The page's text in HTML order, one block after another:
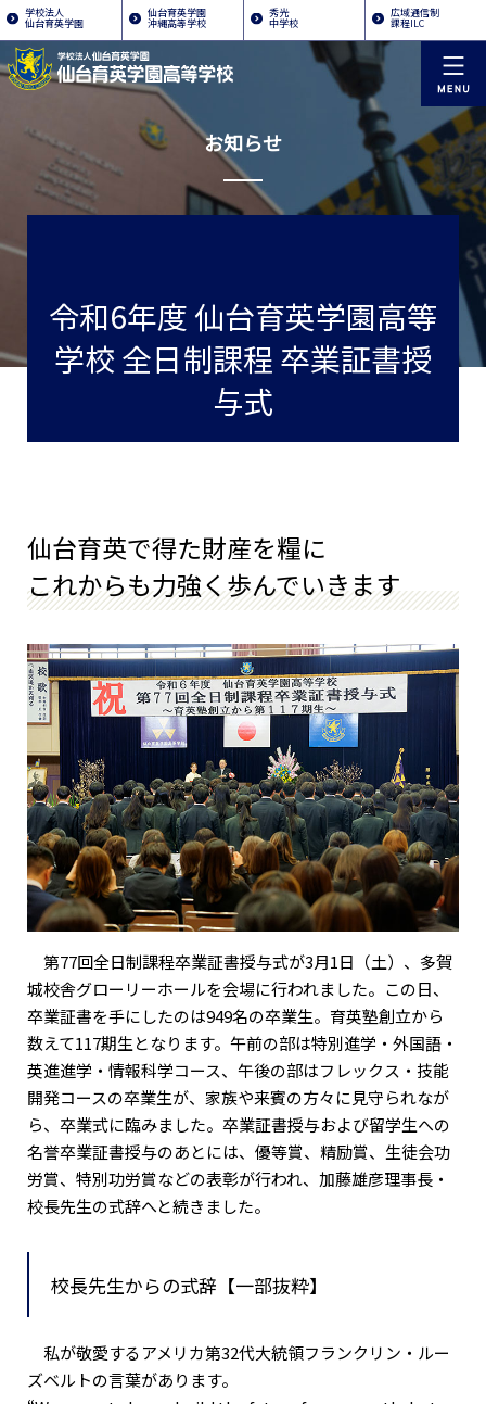
学校法人
仙台育英学園
仙台育英学園
沖縄高等学校
秀光
中学校
広域通信制
課程ILC
お知らせ
令和6年度 仙台育英学園高等
学校 全日制課程 卒業証書授
与式
仙台育英で得た財産を糧に
これからも力強く歩んでいきます
第77回全日制課程卒業証書授与式が3月1日（土）、多賀
城校舎グローリーホールを会場に行われました。この日、
卒業証書を手にしたのは949名の卒業生。育英塾創立から
数えて117期生となります。午前の部は特別進学・外国語・
英進進学・情報科学コース、午後の部はフレックス・技能
開発コースの卒業生が、家族や来賓の方々に見守られなが
ら、卒業式に臨みました。卒業証書授与および留学生への
名誉卒業証書授与のあとには、優等賞、精励賞、生徒会功
労賞、特別功労賞などの表彰が行われ、加藤雄彦理事長・
校長先生の式辞へと続きました。
校長先生からの式辞【一部抜粋】
私が敬愛するアメリカ第32代大統領フランクリン・ルー
ズベルトの言葉があります。